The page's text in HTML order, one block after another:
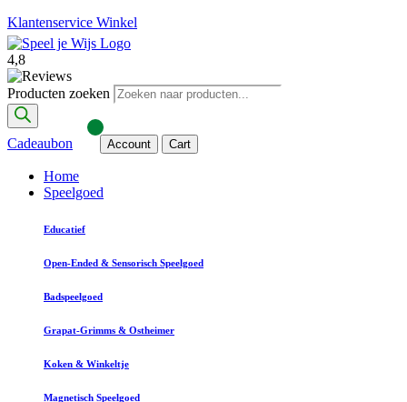
Klantenservice Winkel
4,8
Producten zoeken
Cadeaubon Account Cart
Home
Speelgoed
Educatief
Open-Ended & Sensorisch Speelgoed
Badspeelgoed
Grapat-Grimms & Ostheimer
Koken & Winkeltje
Magnetisch Speelgoed